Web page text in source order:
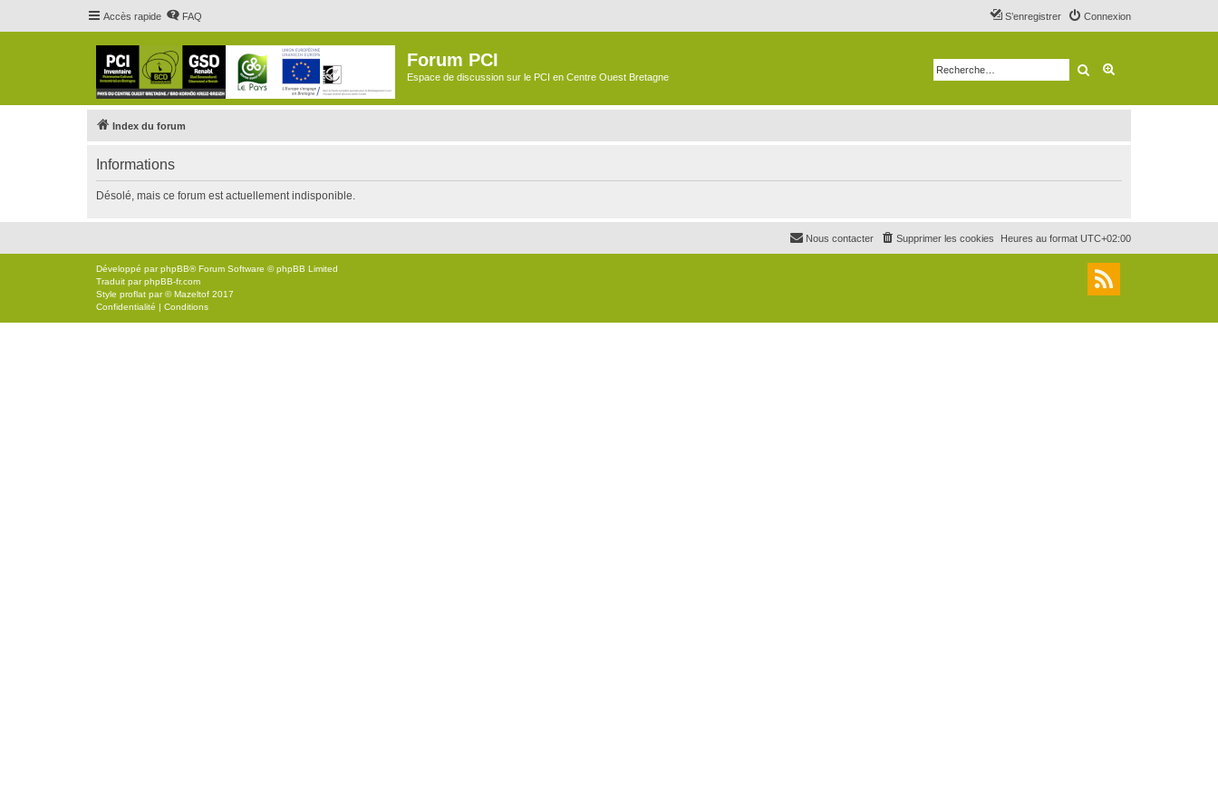
Accès rapide FAQ Connexion
S’enregistrer
Forum PCI
Espace de discussion sur le PCI en Centre Ouest Bretagne Rechercher
Index du forum
Informations
Désolé, mais ce forum est actuellement indisponible.
Heures au format UTC+02:00
Supprimer les cookies
Nous contacter
Développé parphpBB® Forum Software © phpBB Limited
Traduit parphpBB-fr.com
Style proflat par ©Mazeltof 2017
Confidentialité | Conditions